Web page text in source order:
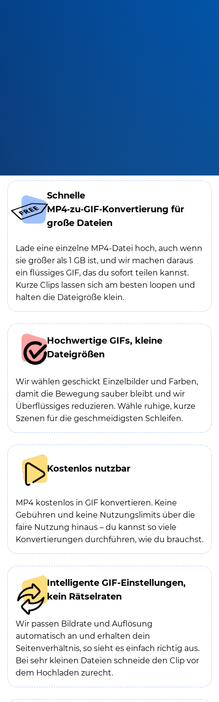
Schnelle
MP4‑zu‑GIF‑Konvertierung für
große Dateien
Lade eine einzelne MP4-Datei hoch, auch wenn
sie größer als 1 GB ist, und wir machen daraus
ein flüssiges GIF, das du sofort teilen kannst.
Kurze Clips lassen sich am besten loopen und
halten die Dateigröße klein.
Hochwertige GIFs, kleine
Dateigrößen
Wir wählen geschickt Einzelbilder und Farben,
damit die Bewegung sauber bleibt und wir
Überflüssiges reduzieren. Wähle ruhige, kurze
Szenen für die geschmeidigsten Schleifen.
Kostenlos nutzbar
MP4 kostenlos in GIF konvertieren. Keine
Gebühren und keine Nutzungslimits über die
faire Nutzung hinaus – du kannst so viele
Konvertierungen durchführen, wie du brauchst.
Intelligente GIF-Einstellungen,
kein Rätselraten
Wir passen Bildrate und Auflösung
automatisch an und erhalten dein
Seitenverhältnis, so sieht es einfach richtig aus.
Bei sehr kleinen Dateien schneide den Clip vor
dem Hochladen zurecht.